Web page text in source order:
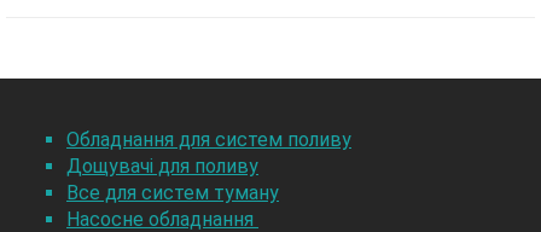
Обладнання для систем поливу
Дощувачі для поливу
Все для систем туману
Насосне обладнання